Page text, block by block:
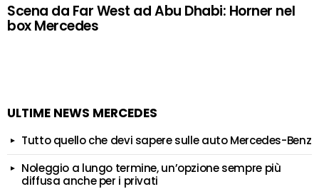
Scena da Far West ad Abu Dhabi: Horner nel
box Mercedes
ULTIME NEWS MERCEDES
Tutto quello che devi sapere sulle auto Mercedes-Benz
Noleggio a lungo termine, un’opzione sempre più
diffusa anche per i privati